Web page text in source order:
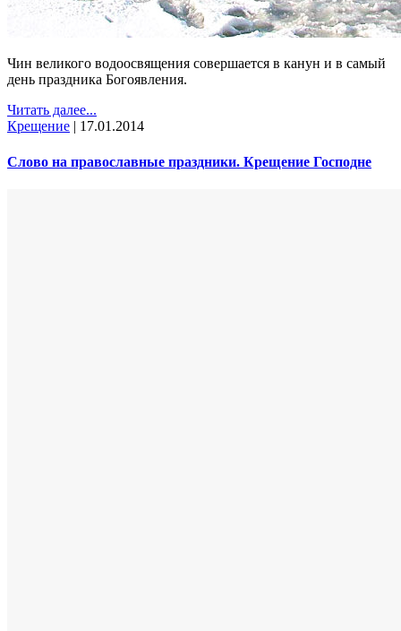
Чин великого водоосвящения совершается в канун и в самый
день праздника Богоявления.
Читать далее...
Крещение | 17.01.2014
Слово на православные праздники. Крещение Господне